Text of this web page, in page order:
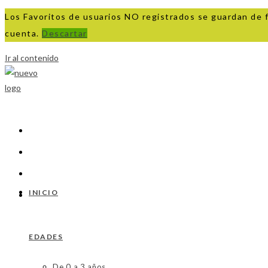
Los Favoritos de usuarios NO registrados se guardan
cuenta. Descartar
Ir al contenido
INICIO
EDADES